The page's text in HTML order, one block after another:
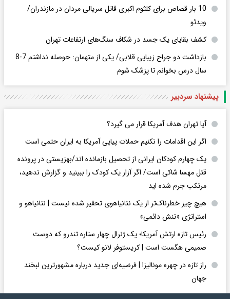
10 بار قصاص برای کلثوم اکبری قاتل سریالی مردان در مازندران/
ویدئو
کشف بقایای یک جسد در شکاف سنگ‌های ارتفاعات تهران
بازداشت دو جراح زیبایی قلابی/ یکی از متهمان: حوصله نداشتم 7-8
سال درس بخوانم تا پزشک شوم
پیشنهاد سردبیر
آیا تهران هدف آمریکا قرار می گیرد؟
اگر این اقدامات را نکنیم حملات پیاپی آمریکا به ایران حتمی است
یک چهارم کودکان ایرانی از تحصیل بازمانده اند/بهزیستی در پرونده
قتل مهسا شاکی است/ اگر آزار یک کودک را ببینید و گزارش ندهید،
مرتکب جرم شده اید
هیچ چیز خطرناک‌تر از یک نتانیاهوی تحقیر شده نیست | نتانیاهو و
استراتژی «تنش دائمی»
رئیس تازه ارتش آمریکا؛ یک ژنرال چهار ستاره تندرو که دوست
صمیمی هگست است | کریستوفر لانو کیست؟
راز تازه در چهره مونالیزا | فرضیه‌ای جدید درباره مشهورترین لبخند
جهان